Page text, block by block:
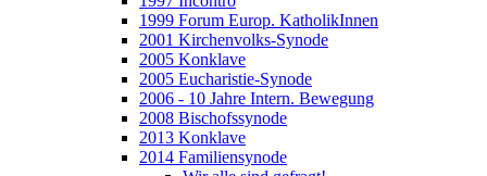
1999 Forum Europ. KatholikInnen
2001 Kirchenvolks-Synode
2005 Konklave
2005 Eucharistie-Synode
2006 - 10 Jahre Intern. Bewegung
2008 Bischofssynode
2013 Konklave
2014 Familiensynode